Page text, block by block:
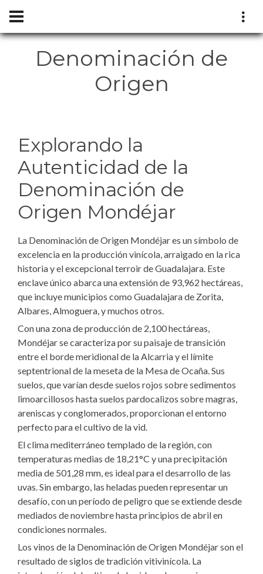
Denominación de
Origen
Explorando la
Autenticidad de la
Denominación de
Origen Mondéjar
La Denominación de Origen Mondéjar es un símbolo de
excelencia en la producción vinícola, arraigado en la rica
historia y el excepcional terroir de Guadalajara. Este
enclave único abarca una extensión de 93,962 hectáreas,
que incluye municipios como Guadalajara de Zorita,
Albares, Almoguera, y muchos otros.
Con una zona de producción de 2,100 hectáreas,
Mondéjar se caracteriza por su paisaje de transición
entre el borde meridional de la Alcarria y el límite
septentrional de la meseta de la Mesa de Ocaña. Sus
suelos, que varían desde suelos rojos sobre sedimentos
limoarcillosos hasta suelos pardocalizos sobre magras,
areniscas y conglomerados, proporcionan el entorno
perfecto para el cultivo de la vid.
El clima mediterráneo templado de la región, con
temperaturas medias de 18,21°C y una precipitación
media de 501,28 mm, es ideal para el desarrollo de las
uvas. Sin embargo, las heladas pueden representar un
desafío, con un período de peligro que se extiende desde
mediados de noviembre hasta principios de abril en
condiciones normales.
Los vinos de la Denominación de Origen Mondéjar son el
resultado de siglos de tradición vitivinícola. La